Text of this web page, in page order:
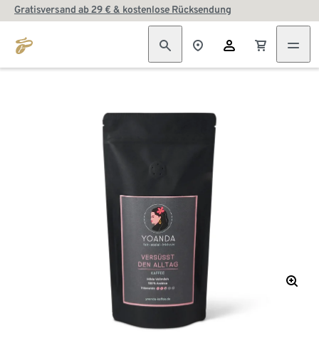
Gratisversand ab 29 € & kostenlose Rücksendung